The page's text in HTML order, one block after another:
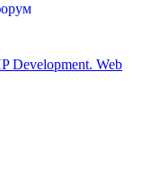
Development. Web